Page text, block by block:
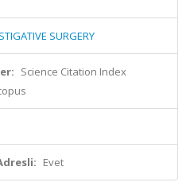
SURGERY
Science Citation Index
Evet